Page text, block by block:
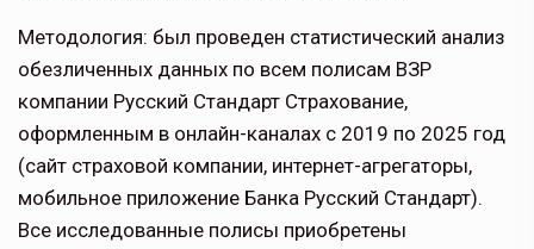
Методология: был проведен статистический анализ
обезличенных данных по всем полисам ВЗР
компании Русский Стандарт Страхование,
оформленным в онлайн-каналах с 2019 по 2025 год
(сайт страховой компании, интернет-агрегаторы,
мобильное приложение Банка Русский Стандарт).
Все исследованные полисы приобретены